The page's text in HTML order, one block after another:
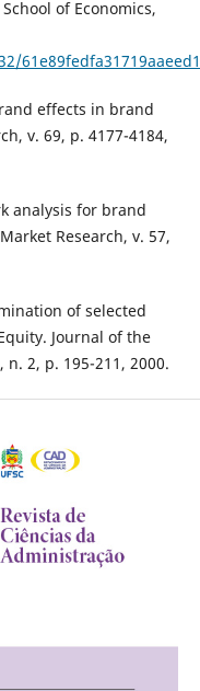
of Economics,
effects in brand
v. 69, p. 4177-4184,
analysis for brand
Research, v. 57,
of selected
Journal of the
2, p. 195-211, 2000.